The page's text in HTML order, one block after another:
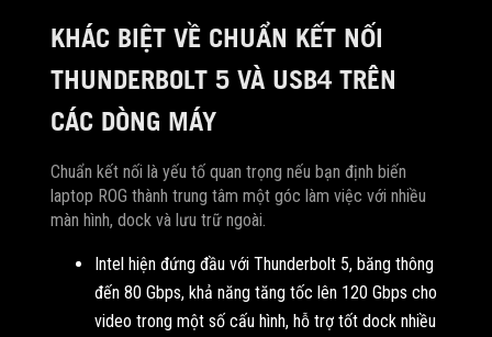
KHÁC BIỆT VỀ CHUẨN KẾT NỐI
THUNDERBOLT 5 VÀ USB4 TRÊN
CÁC DÒNG MÁY
Chuẩn kết nối là yếu tố quan trọng nếu bạn định biến
laptop ROG thành trung tâm một góc làm việc với nhiều
màn hình, dock và lưu trữ ngoài.
Intel hiện đứng đầu với Thunderbolt 5, băng thông
đến 80 Gbps, khả năng tăng tốc lên 120 Gbps cho
video trong một số cấu hình, hỗ trợ tốt dock nhiều